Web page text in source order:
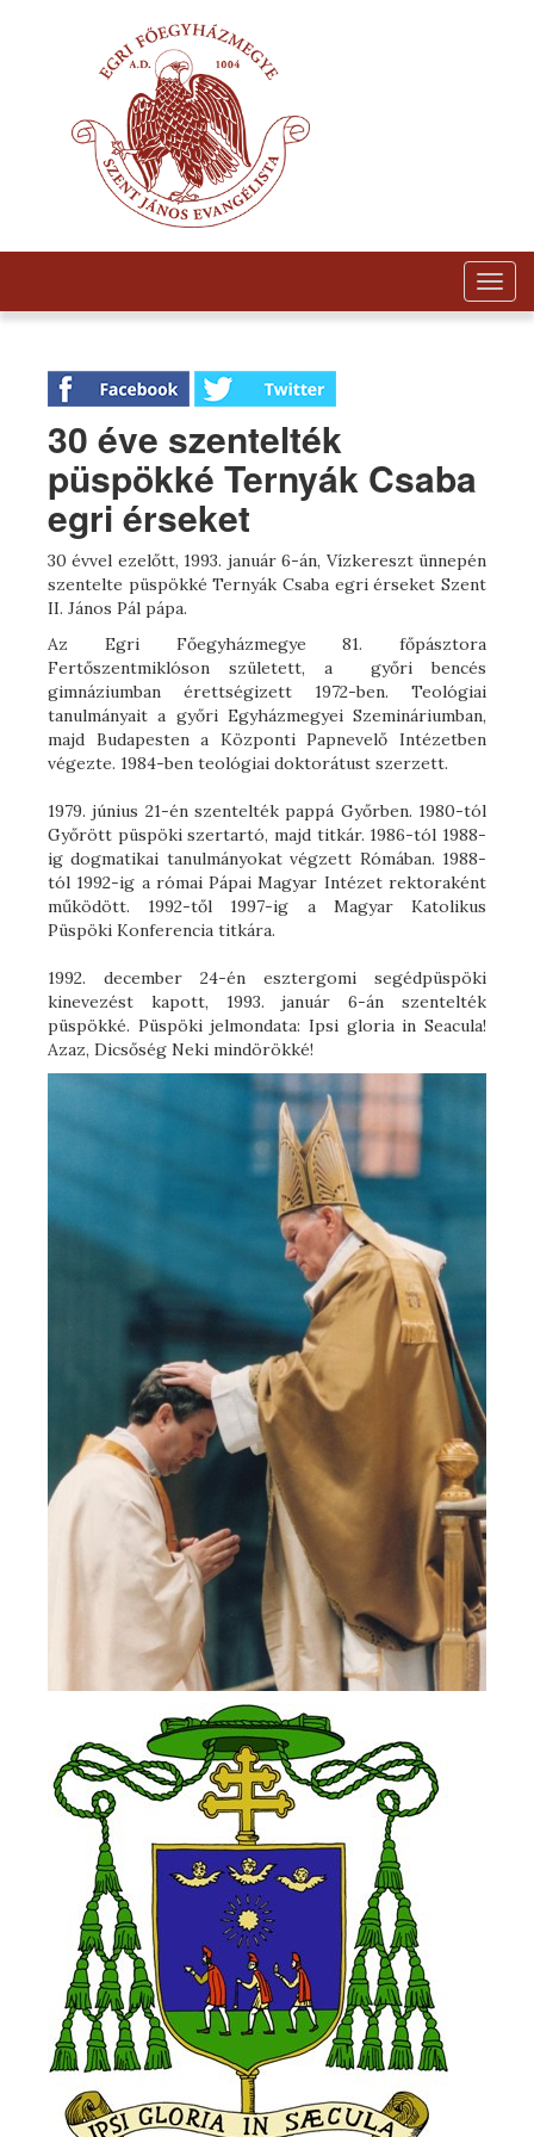
30 éve szentelték
püspökké Ternyák Csaba
egri érseket
30 évvel ezelőtt, 1993. január 6-án, Vízkereszt ünnepén
szentelte püspökké Ternyák Csaba egri érseket Szent
II. János Pál pápa.
Az Egri Főegyházmegye 81. főpásztora
Fertőszentmiklóson született, a győri bencés
gimnáziumban érettségizett 1972-ben. Teológiai
tanulmányait a győri Egyházmegyei Szemináriumban,
majd Budapesten a Központi Papnevelő Intézetben
végezte. 1984-ben teológiai doktorátust szerzett.
1979. június 21-én szentelték pappá Győrben. 1980-tól
Győrött püspöki szertartó, majd titkár. 1986-tól 1988-
ig dogmatikai tanulmányokat végzett Rómában. 1988-
tól 1992-ig a római Pápai Magyar Intézet rektoraként
működött. 1992-től 1997-ig a Magyar Katolikus
Püspöki Konferencia titkára.
1992. december 24-én esztergomi segédpüspöki
kinevezést kapott, 1993. január 6-án szentelték
püspökké. Püspöki jelmondata: Ipsi gloria in Seacula!
Azaz, Dicsőség Neki mindörökké!